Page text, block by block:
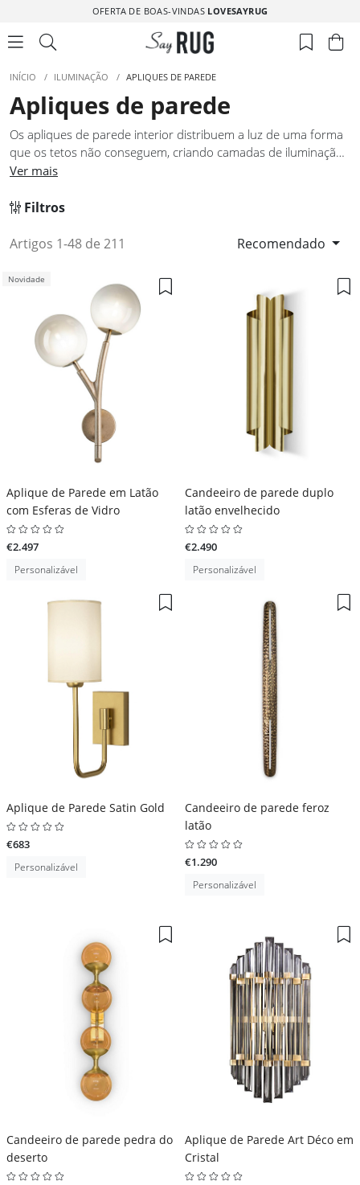
OFERTA DE BOAS-VINDAS LOVESAYRUG
INÍCIO / ILUMINAÇÃO / APLIQUES DE PAREDE
Apliques de parede
Os apliques de parede interior distribuem a luz de uma forma
que os tetos não conseguem, criando camadas de iluminação
que tornam um espaço mais rico e mais versátil. Funcionam
adaptando a intensidade e a direção da luz conforme o
selecionados pela qualidade do design e pela eficiência
ser apenas uma solução técnica. São objetos com forma e
presença que enriquecem a parede onde são instalados.
Ver mais
Filtros
Artigos 1-48 de 211 Recomendado
Novidade
Aplique de Parede em Latão
com Esferas de Vidro
€2.497
Personalizável
Candeeiro de parede duplo
latão envelhecido
€2.490
Personalizável
Aplique de Parede Satin Gold
€683
Personalizável
Candeeiro de parede feroz
latão
€1.290
Personalizável
Candeeiro de parede pedra do
deserto
Aplique de Parede Art Déco em
Cristal